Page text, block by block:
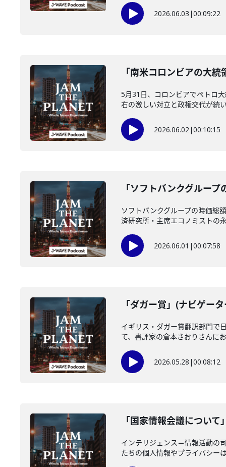
2026.06.03 |00:09:22
「南米コロンビアの大
5月31日、コロンビアでペトロ
右の激しい対立と政権交代が続
2026.06.02|00:10:15
「ソフトバンクグルー
ソフトバンクグループの時価総
済研究所・主席エコノミストの
2026.06.01 |00:07:58
「ダガー賞」(ナビゲー
イギリス・ダガー賞翻訳部門で
て、書評家の倉本さおりさんに
2026.05.28 |00:08:12
「国家情報会議につい
インテリジェンス＝情報活動の
たちの個人情報やプライバシー